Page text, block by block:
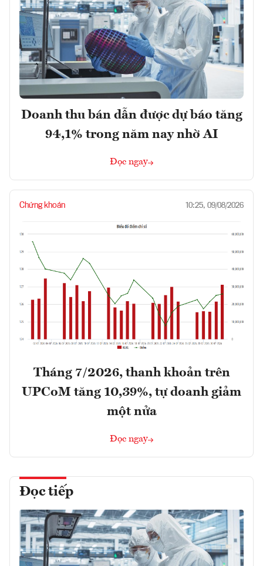
Doanh thu bán dẫn được dự báo tăng
94,1% trong năm nay nhờ AI
Đọc ngay
Chứng khoán 10:25, 09/08/2026
Tháng 7/2026, thanh khoản trên
UPCoM tăng 10,39%, tự doanh giảm
một nửa
Đọc ngay
Đọc tiếp